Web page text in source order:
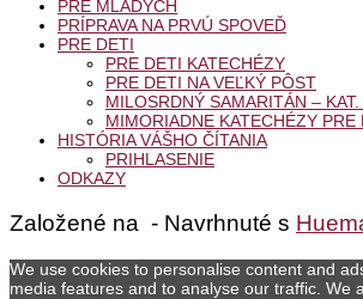
PRE MLADÝCH
PRÍPRAVA NA PRVÚ SPOVEĎ
PRE DETI
PRE DETI KATECHÉZY
PRE DETI NA VEĽKÝ PÔST
MILOSRDNÝ SAMARITÁN –
MIMORIADNE KATECHÉZY PRE
HISTÓRIA VÁŠHO ČÍTANIA
PRIHLASENIE
ODKAZY
Založené na - Navrhnuté s
We use cookies to personalise content and
media features and to analyse our traffic. We